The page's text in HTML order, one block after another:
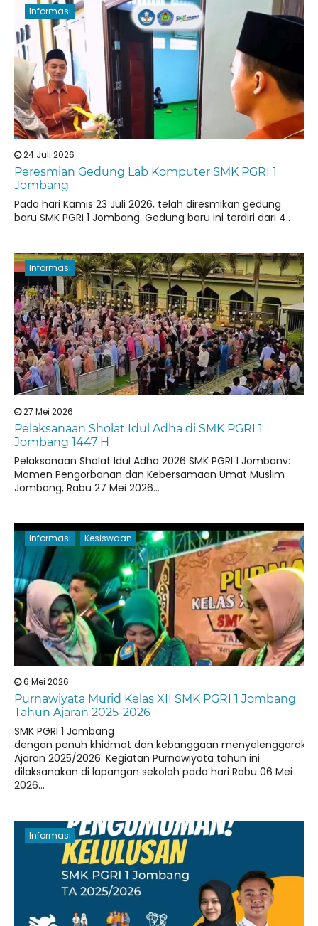
Informasi
24 Juli 2026
Peresmian Gedung Lab Komputer SMK PGRI 1
Jombang
Pada hari Kamis 23 Juli 2026, telah diresmikan gedung
baru SMK PGRI 1 Jombang. Gedung baru ini terdiri dari 4..
Informasi
27 Mei 2026
Pelaksanaan Sholat Idul Adha di SMK PGRI 1
Jombang 1447 H
Pelaksanaan Sholat Idul Adha 2026 SMK PGRI 1 Jombanv:
Momen Pengorbanan dan Kebersamaan Umat Muslim
Jombang, Rabu 27 Mei 2026...
Informasi Kesiswaan
6 Mei 2026
Purnawiyata Murid Kelas XII SMK PGRI 1 Jombang
Tahun Ajaran 2025-2026
SMK PGRI 1 Jombang
dengan penuh khidmat dan kebanggaan menyelenggarakan
Ajaran 2025/2026. Kegiatan Purnawiyata tahun ini
dilaksanakan di lapangan sekolah pada hari Rabu 06 Mei
2026...
Informasi